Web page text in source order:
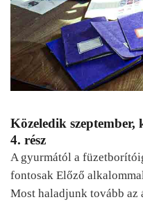
Közeledik szeptember,
4. rész
A gyurmától a
fontosak Előző
Most haladjunk tovább az